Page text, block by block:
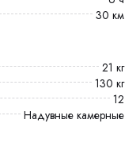
30 км
21 кг
130 кг
12
Надувные камерные